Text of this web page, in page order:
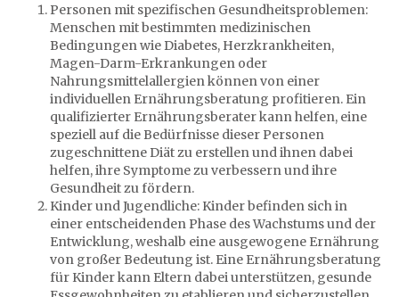
Personen mit spezifischen Gesundheitsproblemen:
Menschen mit bestimmten medizinischen
Bedingungen wie Diabetes, Herzkrankheiten,
Magen-Darm-Erkrankungen oder
Nahrungsmittelallergien können von einer
individuellen Ernährungsberatung profitieren. Ein
qualifizierter Ernährungsberater kann helfen, eine
speziell auf die Bedürfnisse dieser Personen
zugeschnittene Diät zu erstellen und ihnen dabei
helfen, ihre Symptome zu verbessern und ihre
Gesundheit zu fördern.
Kinder und Jugendliche: Kinder befinden sich in
einer entscheidenden Phase des Wachstums und der
Entwicklung, weshalb eine ausgewogene Ernährung
von großer Bedeutung ist. Eine Ernährungsberatung
für Kinder kann Eltern dabei unterstützen, gesunde